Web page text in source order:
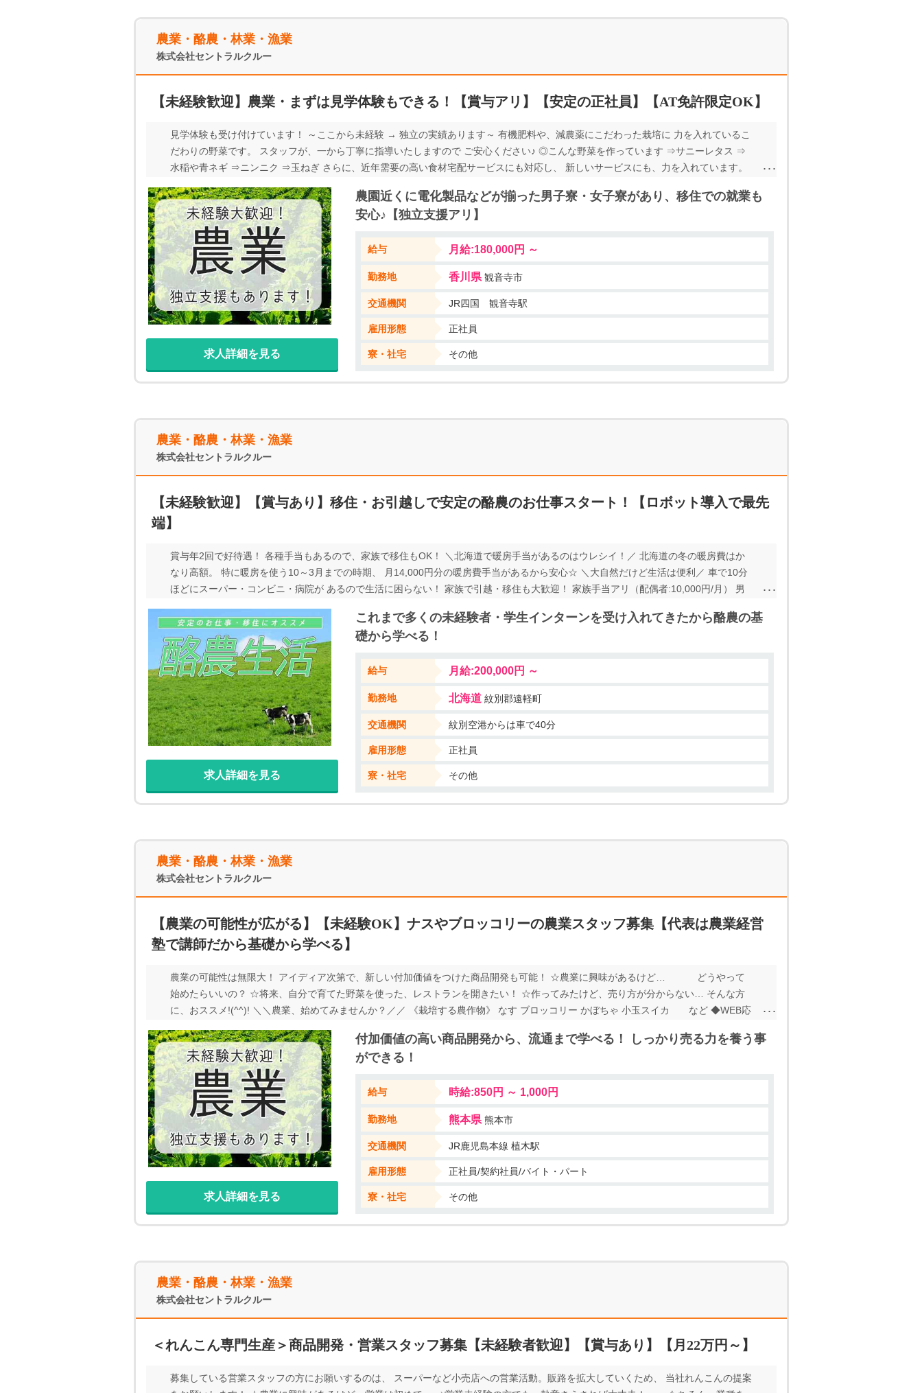
農業・酪農・林業・漁業
株式会社セントラルクルー
【未経験歓迎】農業・まずは見学体験もできる！【賞与アリ】【安定の正社員】【AT免許限定OK】
見学体験も受け付けています！ ～ここから未経験 → 独立の実績あります～ 有機肥料や、減農薬にこだわった栽培に 力を入れているこ
だわりの野菜です。 スタッフが、一から丁寧に指導いたしますので ご安心ください♪ ◎こんな野菜を作っています ⇒サニーレタス ⇒
水稲や青ネギ ⇒ニンニク ⇒玉ねぎ さらに、近年需要の高い食材宅配サービスにも対応し、 新しいサービスにも、力を入れています。
∽∽∽∽∽∽∽∽ この他にも、たくさん、オシゴトがありますので 当社担当者に、お気軽にお問合せください♪ ∽∽∽∽∽∽∽∽∽∽∽∽∽∽∽
∽∽∽∽∽∽∽
求人詳細を見る
農園近くに電化製品などが揃った男子寮・女子寮があり、移住での就業も
安心♪【独立支援アリ】
給与 月給:180,000円 ～
勤務地 香川県観音寺市
交通機関 JR四国 観音寺駅
雇用形態 正社員
寮・社宅 その他
農業・酪農・林業・漁業
株式会社セントラルクルー
【未経験歓迎】【賞与あり】移住・お引越しで安定の酪農のお仕事スタート！【ロボット導入で最先
端】
賞与年2回で好待遇！ 各種手当もあるので、家族で移住もOK！ ＼北海道で暖房手当があるのはウレシイ！／ 北海道の冬の暖房費はか
なり高額。 特に暖房を使う10～3月までの時期、 月14,000円分の暖房費手当があるから安心☆ ＼大自然だけど生活は便利／ 車で10分
ほどにスーパー・コンビニ・病院が あるので生活に困らない！ 家族で引越・移住も大歓迎！ 家族手当アリ（配偶者:10,000円/月） 男
から酪農に興味があった ◎移住して、酪農に関わる仕事をしたい ◎北海道に移住して、家族とのんびり暮らしてみたい ◎動物が好き
＼未経験でも構いません！／ ⇒あなたのやる気、採用します♪ ◆WEB応募は24h受付中◆ ∽∽∽∽∽∽∽∽∽∽∽∽∽∽∽∽∽∽∽∽∽∽ この
他にもたくさんオシゴトがありますので、 当社担当者にお気軽にお問合せください♪ ∽∽∽∽∽∽∽∽∽∽∽∽∽∽∽∽∽∽∽∽∽∽
求人詳細を見る
これまで多くの未経験者・学生インターンを受け入れてきたから酪農の基
礎から学べる！
給与 月給:200,000円 ～
勤務地 北海道紋別郡遠軽町
交通機関 紋別空港からは車で40分
雇用形態 正社員
寮・社宅 その他
農業・酪農・林業・漁業
株式会社セントラルクルー
【農業の可能性が広がる】【未経験OK】ナスやブロッコリーの農業スタッフ募集【代表は農業経営
塾で講師だから基礎から学べる】
農業の可能性は無限大！ アイディア次第で、新しい付加価値をつけた商品開発も可能！ ☆農業に興味があるけど… どうやって
始めたらいいの？ ☆将来、自分で育てた野菜を使った、レストランを開きたい！ ☆作ってみたけど、売り方が分からない… そんな方
に、おススメ!(^^)! ＼＼農業、始めてみませんか？／／ 《栽培する農作物》 なす ブロッコリー かぼちゃ 小玉スイカ など ◆WEB応
に、お問合せください♪ ∽∽∽∽∽∽∽∽∽∽∽∽∽∽∽∽∽∽∽∽∽∽
求人詳細を見る
付加価値の高い商品開発から、流通まで学べる！ しっかり売る力を養う事
ができる！
給与 時給:850円 ～ 1,000円
勤務地 熊本県熊本市
交通機関 JR鹿児島本線 植木駅
雇用形態 正社員/契約社員/バイト・パート
寮・社宅 その他
農業・酪農・林業・漁業
株式会社セントラルクルー
＜れんこん専門生産＞商品開発・営業スタッフ募集【未経験者歓迎】【賞与あり】【月22万円～】
募集している営業スタッフの方にお願いするのは、 スーパーなど小売店への営業活動。販路を拡大していくため、 当社れんこんの提案